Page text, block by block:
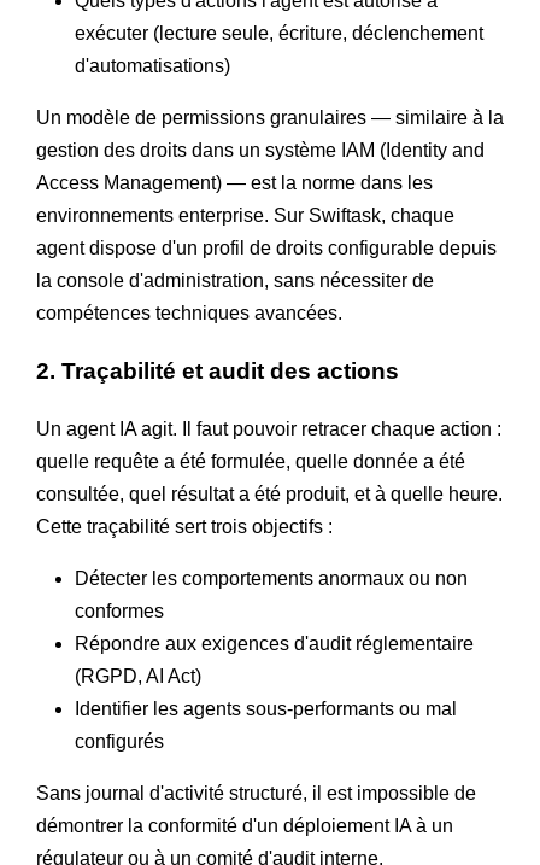
exécuter (lecture seule, écriture, déclenchement
d'automatisations)
Un modèle de permissions granulaires — similaire à la
gestion des droits dans un système IAM (Identity and
Access Management) — est la norme dans les
environnements enterprise. Sur Swiftask, chaque
agent dispose d'un profil de droits configurable depuis
la console d'administration, sans nécessiter de
compétences techniques avancées.
2. Traçabilité et audit des actions
Un agent IA agit. Il faut pouvoir retracer chaque action :
quelle requête a été formulée, quelle donnée a été
consultée, quel résultat a été produit, et à quelle heure.
Cette traçabilité sert trois objectifs :
Détecter les comportements anormaux ou non
conformes
Répondre aux exigences d'audit réglementaire
(RGPD, AI Act)
Identifier les agents sous-performants ou mal
configurés
Sans journal d'activité structuré, il est impossible de
démontrer la conformité d'un déploiement IA à un
régulateur ou à un comité d'audit interne.